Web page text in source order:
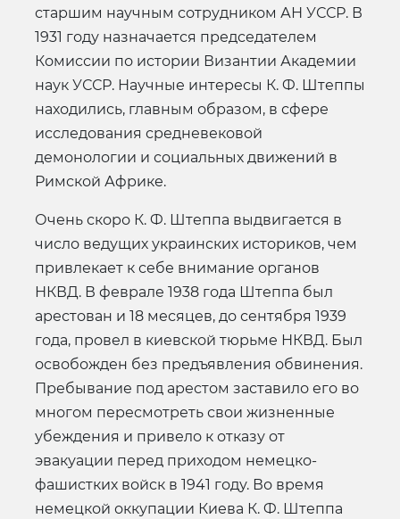
старшим научным сотрудником АН УССР. В
1931 году назначается председателем
Комиссии по истории Византии Академии
наук УССР. Научные интересы К. Ф. Штеппы
находились, главным образом, в сфере
исследования средневековой
демонологии и социальных движений в
Римской Африке.
Очень скоро К. Ф. Штеппа выдвигается в
число ведущих украинских историков, чем
привлекает к себе внимание органов
НКВД. В феврале 1938 года Штеппа был
арестован и 18 месяцев, до сентября 1939
года, провел в киевской тюрьме НКВД. Был
освобожден без предъявления обвинения.
Пребывание под арестом заставило его во
многом пересмотреть свои жизненные
убеждения и привело к отказу от
эвакуации перед приходом немецко-
фашистких войск в 1941 году. Во время
немецкой оккупации Киева К. Ф. Штеппа